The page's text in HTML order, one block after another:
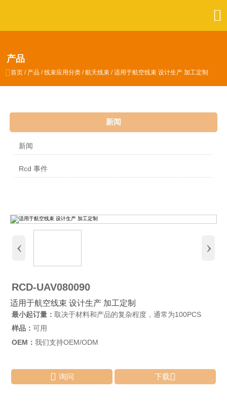

产品
 首页 / 产品 /线束应用分类 /航天线束 /适用于航空线束 设计生产 加工定制
新闻
新闻
Rcd 事件
‹ ›
RCD-UAV080090
适用于航空线束 设计生产 加工定制
最小起订量： 取决于材料和产品的复杂程度，通常为100PCS
样品： 可用
OEM： 我们支持OEM/ODM
 询问 下载